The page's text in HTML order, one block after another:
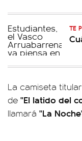
TE
La camiseta
de "El latido del
llamará "La